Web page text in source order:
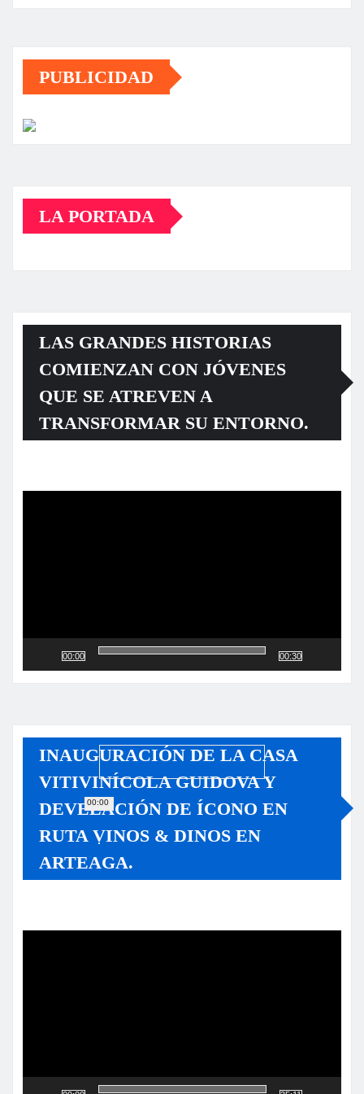
PUBLICIDAD
LA PORTADA
LAS GRANDES HISTORIAS
COMIENZAN CON JÓVENES
QUE SE ATREVEN A
TRANSFORMAR SU ENTORNO.
00:00
00:00
00:30
INAUGURACIÓN DE LA CASA
VITIVINÍCOLA GUIDOVA Y
DEVELACIÓN DE ÍCONO EN
RUTA VINOS & DINOS EN
ARTEAGA.